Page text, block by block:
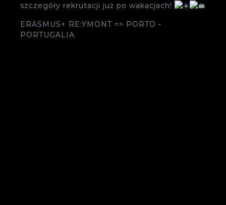
szczegóły rekrutacji już po wakacjach!
ERASMUS+ RE:YMONT => PORTO -
PORTUGALIA